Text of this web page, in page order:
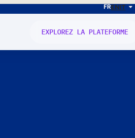
FRENIT
EXPLOREZ LA PLATEFORME